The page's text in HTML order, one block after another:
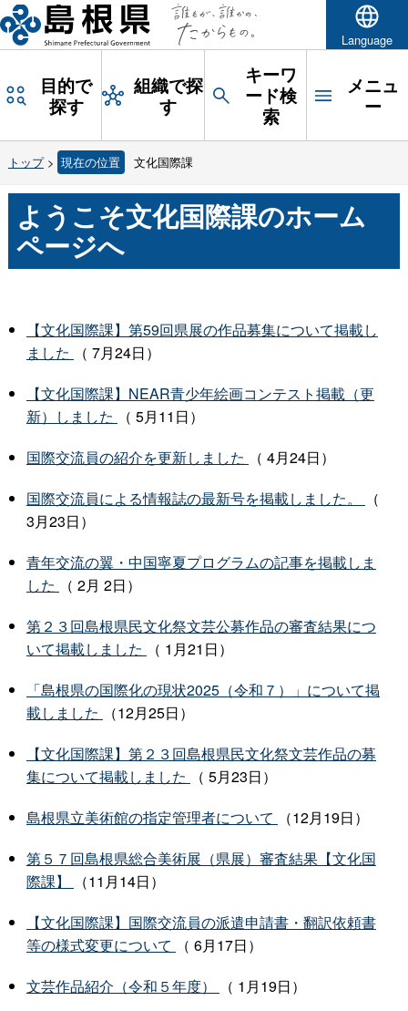
Language
目的で
探す
組織で探
す
キーワ
ード検
索
メニュ
ー
トップ> 現在の位置 文化国際課
ようこそ文化国際課のホーム
ページへ
【文化国際課】第59回県展の作品募集について掲載し
ました
（ 7月24日）
【文化国際課】NEAR青少年絵画コンテスト掲載（更
新）しました
（ 5月11日）
国際交流員の紹介を更新しました
（ 4月24日）
国際交流員による情報誌の最新号を掲載しました。
（
3月23日）
青年交流の翼・中国寧夏プログラムの記事を掲載しま
した
（ 2月 2日）
第２３回島根県民文化祭文芸公募作品の審査結果につ
いて掲載しました
（ 1月21日）
「島根県の国際化の現状2025（令和７）」について掲
載しました
（12月25日）
【文化国際課】第２３回島根県民文化祭文芸作品の募
集について掲載しました
（ 5月23日）
島根県立美術館の指定管理者について
（12月19日）
第５７回島根県総合美術展（県展）審査結果【文化国
際課】
（11月14日）
【文化国際課】国際交流員の派遣申請書・翻訳依頼書
等の様式変更について
（ 6月17日）
文芸作品紹介（令和５年度）
（ 1月19日）